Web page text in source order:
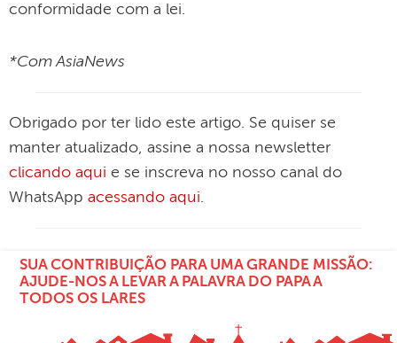
conformidade com a lei.
*Com AsiaNews
Obrigado por ter lido este artigo. Se quiser se
manter atualizado, assine a nossa newsletter
clicando aqui e se inscreva no nosso canal do
WhatsApp acessando aqui.
SUA CONTRIBUIÇÃO PARA UMA GRANDE MISSÃO:
AJUDE-NOS A LEVAR A PALAVRA DO PAPA A
TODOS OS LARES